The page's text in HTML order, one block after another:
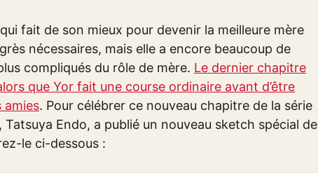
fait de son mieux pour devenir la meilleure mère
nécessaires, mais elle a encore beaucoup de
compliqués du rôle de mère. Le dernier chapitre
que Yor fait une course ordinaire avant d’être
amies. Pour célébrer ce nouveau chapitre de la série
Endo, a publié un nouveau sketch spécial de
le ci-dessous :